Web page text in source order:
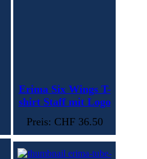
Erima Six Wings T-
shirt Staff mit Logo
Preis: CHF 36.50